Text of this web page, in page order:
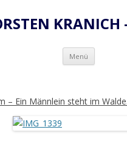
KRANICH
Menü Zum
springen
– Ein Männlein steht im